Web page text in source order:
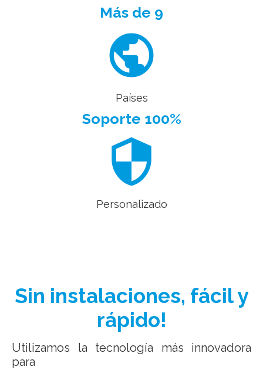
Más de 9
public
Países
Soporte 100%
security
Personalizado
Sin instalaciones, fácil y
rápido!
Utilizamos la tecnología más innovadora
para